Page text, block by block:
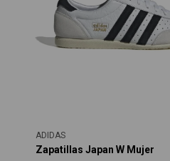
ADIDAS
Zapatillas Japan W Mujer